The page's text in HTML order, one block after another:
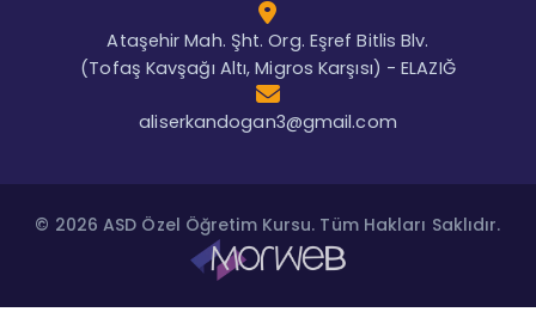
Ataşehir Mah. Şht. Org. Eşref Bitlis Blv.
(Tofaş Kavşağı Altı, Migros Karşısı) - ELAZIĞ
aliserkandogan3@gmail.com
© 2026 ASD Özel Öğretim Kursu. Tüm Hakları Saklıdır.